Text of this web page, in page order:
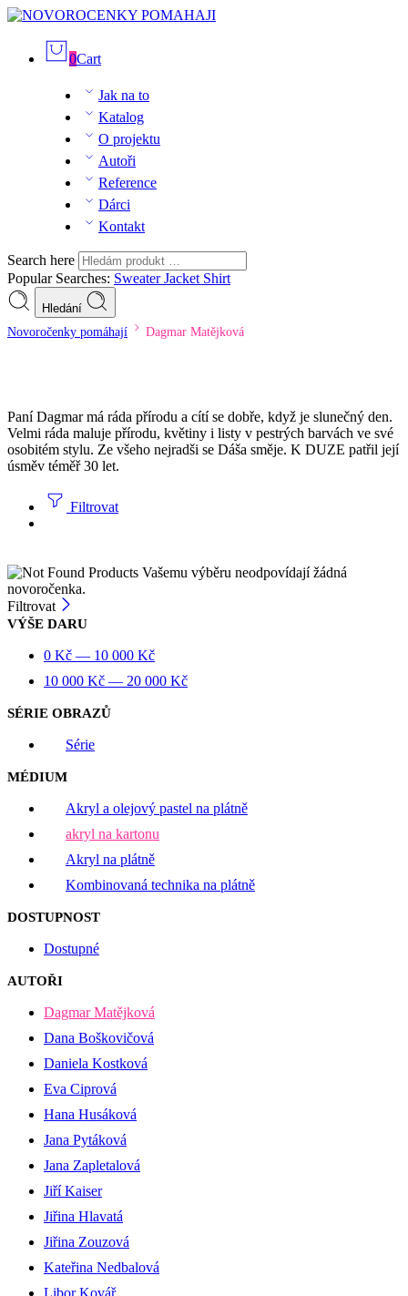
0Cart
Jak na to
Katalog
O projektu
Autoři
Reference
Dárci
Kontakt
Search here
Popular Searches: SweaterJacket Shirt
Hledání
Novoročenky pomáhají Dagmar Matějková
Paní Dagmar má ráda přírodu a cítí se dobře, když je slunečný den.
Velmi ráda maluje přírodu, květiny i listy v pestrých barvách ve své
osobitém stylu. Ze všeho nejradši se Dáša směje. K DUZE patřil její
úsměv téměř 30 let.
Filtrovat
Vašemu výběru neodpovídají žádná
novoročenka.
Filtrovat
VÝŠE DARU
0 Kč — 10 000 Kč
10 000 Kč — 20 000 Kč
SÉRIE OBRAZŮ
Série
MÉDIUM
Akryl a olejový pastel na plátně
akryl na kartonu
Akryl na plátně
Kombinovaná technika na plátně
DOSTUPNOST
Dostupné
AUTOŘI
Dagmar Matějková
Dana Boškovičová
Daniela Kostková
Eva Ciprová
Hana Husáková
Jana Pytáková
Jana Zapletalová
Jiří Kaiser
Jiřina Hlavatá
Jiřina Zouzová
Kateřina Nedbalová
Libor Kovář